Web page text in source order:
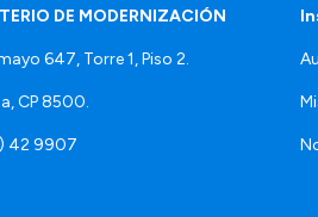
DE MODERNIZACIÓN
647, Torre 1, Piso 2.
CP 8500.
42 9907